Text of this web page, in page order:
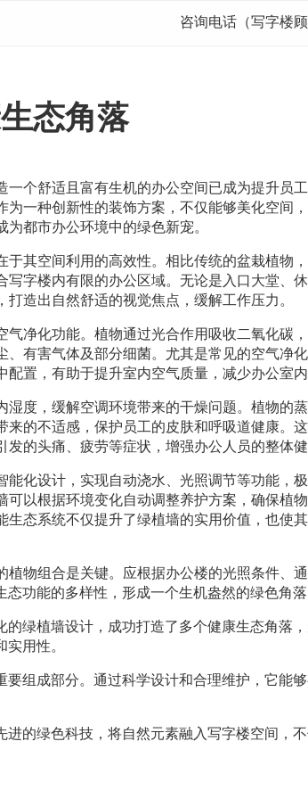
咨询电话（写字楼
态角落
一个舒适且富有生机的办公空间已成为提升员
为一种创新性的装饰方案，不仅能够美化空间
都市办公环境中的绿色新宠。
于其空间利用的高效性。相比传统的盆栽植物
写字楼内有限的办公区域。无论是入口大堂、
造出自然舒适的视觉焦点，缓解工作压力。
气净化功能。植物通过光合作用吸收二氧化碳
、有害气体及部分细菌。尤其是常见的空气净
配置，有助于提升室内空气质量，减少办公室内
湿度，缓解空调环境带来的干燥问题。植物的
来的不适感，保护员工的皮肤和呼吸道健康。
发的头痛、疲劳等症状，增强办公人员的整体健
能化设计，实现自动浇水、光照调节等功能，极
可以根据环境变化自动调整养护方案，确保植
生态系统不仅提升了绿植墙的实用价值，也使
植物组合是关键。应根据办公楼的光照条件、
功能的多样性，形成一个生机盎然的绿色角落
绿植墙设计，成功打造了多个健康生态角落
用性。
组成部分。通过科学设计和合理维护，它能够
的绿色科技，将自然元素融入写字楼空间，